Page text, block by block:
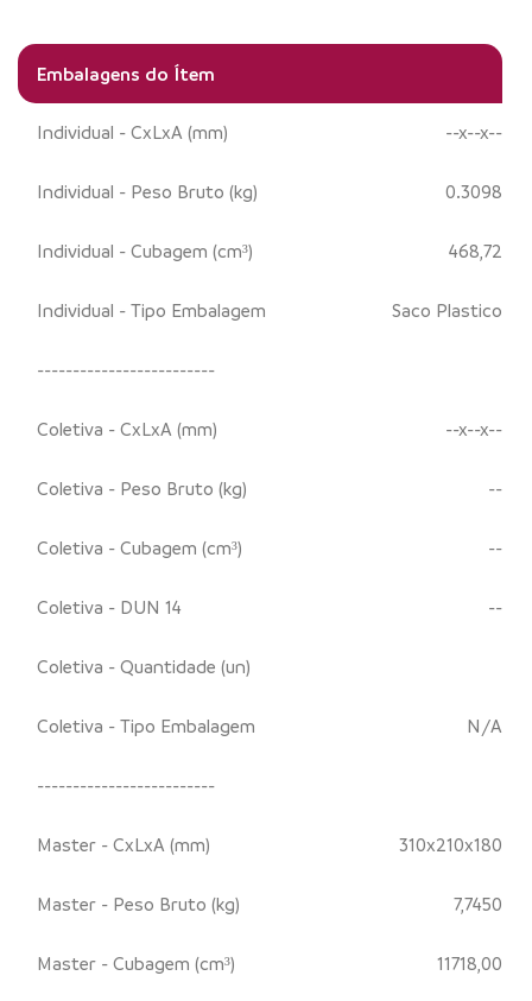
Embalagens do Ítem
Individual - CxLxA (mm) --x--x--
Individual - Peso Bruto (kg) 0.3098
Individual - Cubagem (cm³) 468,72
Individual - Tipo Embalagem Saco Plastico
-------------------------
Coletiva - CxLxA (mm) --x--x--
Coletiva - Peso Bruto (kg) --
Coletiva - Cubagem (cm³) --
Coletiva - DUN 14 --
Coletiva - Quantidade (un)
Coletiva - Tipo Embalagem N/A
-------------------------
Master - CxLxA (mm) 310x210x180
Master - Peso Bruto (kg) 7,7450
Master - Cubagem (cm³) 11718,00